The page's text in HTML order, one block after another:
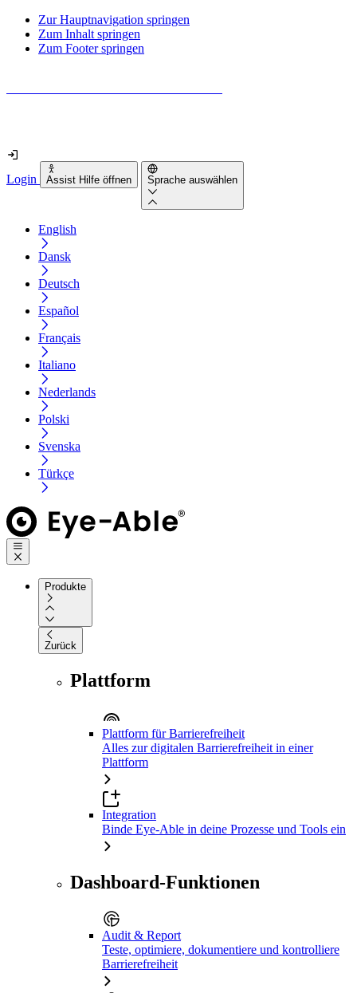
Zur Hauptnavigation springen
Zum Inhalt springen
Zum Footer springen
Login Assist Hilfe öffnen Sprache auswählen
English
Dansk
Deutsch
Español
Français
Italiano
Nederlands
Polski
Svenska
Türkçe
Produkte
Zurück
Plattform
Plattform für Barrierefreiheit
Alles zur digitalen Barrierefreiheit in einer
Plattform
Integration
Binde Eye-Able in deine Prozesse und Tools ein
Dashboard-Funktionen
Audit & Report
Teste, optimiere, dokumentiere und kontrolliere
Barrierefreiheit